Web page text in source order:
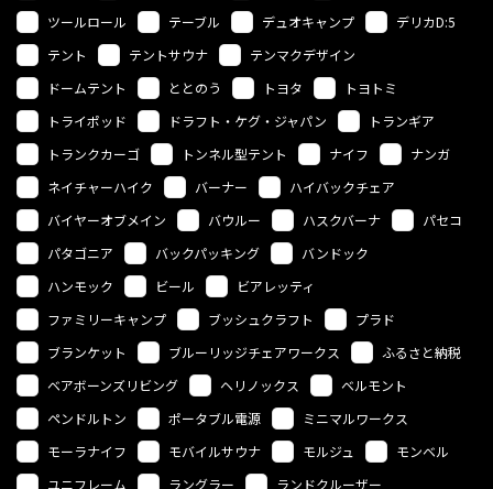
ツールロール
テーブル デュオキャンプ
デリカD:5
テント
テントサウナ
テンマクデザイン
ドームテント
ととのう トヨタ
トヨトミ
トライポッド
ドラフト・ケグ・ジャパン
トランギア
トランクカーゴ
トンネル型テント ナイフ
ナンガ
ネイチャーハイク
バーナー
ハイバックチェア
バイヤーオブメイン
バウルー ハスクバーナ
パセコ
パタゴニア
バックパッキング
バンドック
ハンモック
ビール
ビアレッティ
ファミリーキャンプ
ブッシュクラフト
プラド
ブランケット
ブルーリッジチェアワークス
ふるさと納税
ベアボーンズリビング
ヘリノックス
ベルモント
ペンドルトン
ポータブル電源
ミニマルワークス
モーラナイフ
モバイルサウナ モルジュ
モンベル
ユニフレーム
ラングラー ランドクルーザー